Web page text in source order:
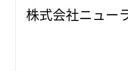
株式会社ニュー